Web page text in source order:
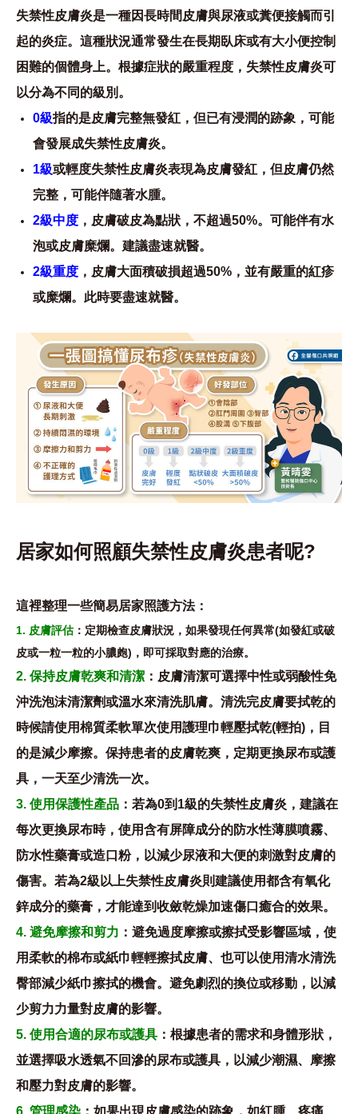
失禁性皮膚炎是一種因長時間皮膚與尿液或糞便接觸而引
起的炎症。這種狀況通常發生在長期臥床或有大小便控制
困難的個體身上。根據症狀的嚴重程度，失禁性皮膚炎可
以分為不同的級別。
0級指的是皮膚完整無發紅，但已有浸潤的跡象，可能
會發展成失禁性皮膚炎。
1級或輕度失禁性皮膚炎表現為皮膚發紅，但皮膚仍然
完整，可能伴隨著水腫。
2級中度 ，皮膚破皮為點狀，不超過50%。可能伴有水
泡或皮膚糜爛。建議盡速就醫。
2級重度 ，皮膚大面積破損超過50%，並有嚴重的紅疹
或糜爛。此時要盡速就醫。
居家如何照顧失禁性皮膚炎患者呢?
這裡整理一些簡易居家照護方法：
1. 皮膚評估：定期檢查皮膚狀況，如果發現任何異常(如發紅或破
皮或一粒一粒的小膿皰)，即可採取對應的治療。
2. 保持皮膚乾爽和清潔 ：皮膚清潔可選擇中性或弱酸性免
沖洗泡沫清潔劑或溫水來清洗肌膚。清洗完皮膚要拭乾的
時候請使用棉質柔軟單次使用護理巾輕壓拭乾(輕拍)，目
的是減少摩擦。 保持患者的皮膚乾爽，定期更換尿布或護
具，一天至少清洗一次。
3. 使用保護性產品 ：若為0到1級的失禁性皮膚炎，建議在
每次更換尿布時，使用含有屏障成分的防水性薄膜噴霧、
防水性藥膏或造口粉，以減少尿液和大便的刺激對皮膚的
傷害。若為2級以上失禁性皮膚炎則建議使用都含有氧化
鋅成分的藥膏，才能達到收斂乾燥加速傷口癒合的效果。
4. 避免摩擦和剪力 ：避免過度摩擦或擦拭受影響區域，使
用柔軟的棉布或紙巾輕輕擦拭皮膚、也可以使用清水清洗
臀部減少紙巾擦拭的機會。避免劇烈的換位或移動，以減
少剪力力量對皮膚的影響。
5. 使用合適的尿布或護具 ：根據患者的需求和身體形狀，
並選擇吸水透氣不回滲的尿布或護具，以減少潮濕、摩擦
和壓力對皮膚的影響。